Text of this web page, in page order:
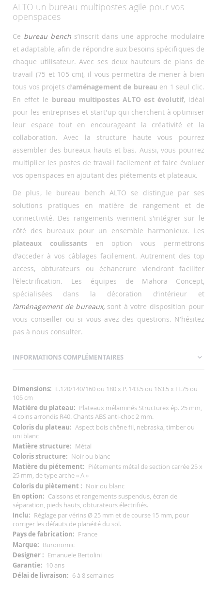
ALTO un bureau multipostes agile pour vos
openspaces
Ce bureau benchs’inscrit dans une approche modulaire
et adaptable, afin de répondre aux besoins spécifiques de
chaque utilisateur. Avec ses deux hauteurs de plans de
travail (75 et 105 cm), il vous permettra de mener à bien
tous vos projets d’aménagement de bureau en 1 seul clic.
En effet le bureau multipostes ALTO est évolutif, idéal
pour les entreprises et start'up qui cherchent à optimiser
leur espace tout en encourageant la créativité et la
collaboration. Avec la structure haute vous pourrez
assembler des bureaux hauts et bas. Aussi, vous pourrez
multiplier les postes de travail facilement et faire évoluer
vos openspaces en ajoutant des piétements et plateaux.
De plus, le bureau bench ALTO se distingue par ses
solutions pratiques en matière de rangement et de
connectivité. Des rangements viennent s'intégrer sur le
côté des bureaux pour un ensemble harmonieux. Les
plateaux coulissants en option vous permettrons
d'acceder à vos câblages facilement. Autrement des top
access, obturateurs ou échancrure viendront faciliter
l'électrification. Les équipes de Mahora Concept,
spécialisées dans la décoration d’intérieur et
l’aménagement de bureaux, sont à votre disposition pour
vous conseiller ou si vous avez des questions. N’hésitez
pas à nous consulter.
INFORMATIONS COMPLÉMENTAIRES
Informations
Complémentaires
L.120/140/160 ou 180 x P. 143.5 ou 163.5 x H.75 ou
105 cm
Plateaux mélaminés Structurex ép. 25 mm,
4 coins arrondis R40. Chants ABS anti-choc 2 mm.
Aspect bois chêne fil, nebraska, timber ou
uni blanc
Métal
Noir ou blanc
Piétements métal de section carrée 25 x
25 mm, de type arche « A »
Noir ou blanc
Caissons et rangements suspendus, écran de
séparation, pieds hauts, obturateurs électrifiés.
Réglage par vérins Ø 25 mm et de course 15 mm, pour
corriger les défauts de planéité du sol.
France
Buronomic
Emanuele Bertolini
10 ans
6 à 8 semaines